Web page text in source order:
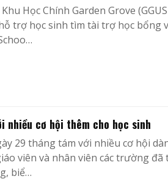
Học Chính Garden Grove
trợ học sinh tìm tài trợ học bổng
nhiều cơ hội thêm cho học sinh
29 tháng tám với nhiều cơ hội
viên và nhân viên các trường
biể…